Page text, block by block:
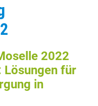
2022
Lösungen für
in